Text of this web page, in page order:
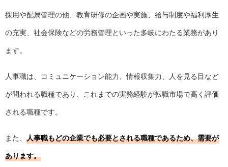
採用や配属管理の他、教育研修の企画や実施、給与制度や福利厚生
の充実、社会保険などの労務管理といった多岐にわたる業務があり
ます。
人事職は、コミュニケーション能力、情報収集力、人を見る目など
が問われる職種であり、これまでの実務経験が転職市場で高く評価
される職種です。
また、 人事職もどの企業でも必要とされる職種であるため、需要が
あります。